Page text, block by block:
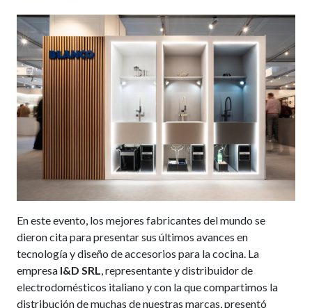
En este evento, los mejores fabricantes del mundo se
dieron cita para presentar sus últimos avances en
tecnología y diseño de accesorios para la cocina. La
empresa I&D SRL
, representante y distribuidor de
electrodomésticos italiano y con la que compartimos la
distribución de muchas de nuestras marcas, presentó